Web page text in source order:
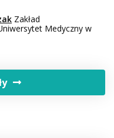
Zakład
Medyczny w